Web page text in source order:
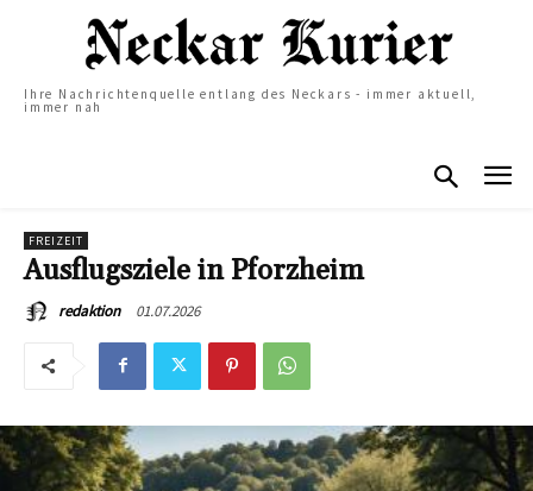
Ihre Nachrichtenquelle entlang des Neckars - immer aktuell,
immer nah
FREIZEIT
Ausflugsziele in Pforzheim
redaktion 01.07.2026